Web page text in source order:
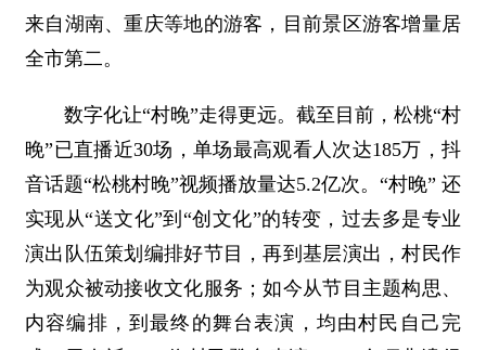
来自湖南、重庆等地的游客，目前景区游客增量居
全市第二。
数字化让“村晚”走得更远。截至目前，松桃“村
晚”已直播近30场，单场最高观看人次达185万，抖
音话题“松桃村晚”视频播放量达5.2亿次。“村晚” 还
实现从“送文化”到“创文化”的转变，过去多是专业
演出队伍策划编排好节目，再到基层演出，村民作
为观众被动接收文化服务；如今从节目主题构思、
内容编排，到最终的舞台表演，均由村民自己完